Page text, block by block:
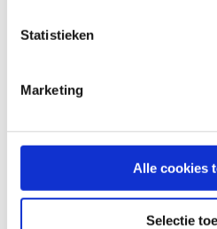
Statistieken
Marketing
Alle cookies
Selectie
Toon